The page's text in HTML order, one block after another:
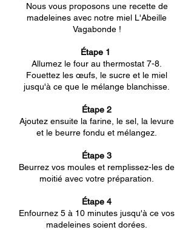
Nous vous proposons une recette de
madeleines avec notre miel L'Abeille
Vagabonde !
Étape 1
Allumez le four au thermostat 7-8.
Fouettez les œufs, le sucre et le miel
jusqu'à ce que le mélange blanchisse.
Étape 2
Ajoutez ensuite la farine, le sel, la levure
et le beurre fondu et mélangez.
Étape 3
Beurrez vos moules et remplissez-les de
moitié avec votre préparation.
Étape 4
Enfournez 5 à 10 minutes jusqu'à ce vos
madeleines soient dorées.